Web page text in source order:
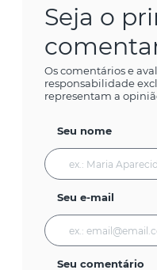
Seja o
Os comentários e
responsabilidade
representam a
Seu nome
Seu e-mail
Seu comentário